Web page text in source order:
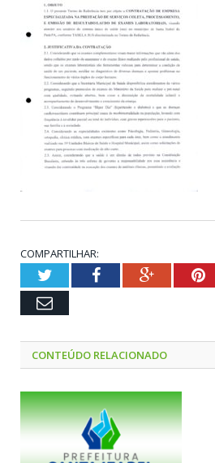
COMPARTILHAR:
TwitterFacebookGoogle+
Email
CONTEÚDO RELACIONADO